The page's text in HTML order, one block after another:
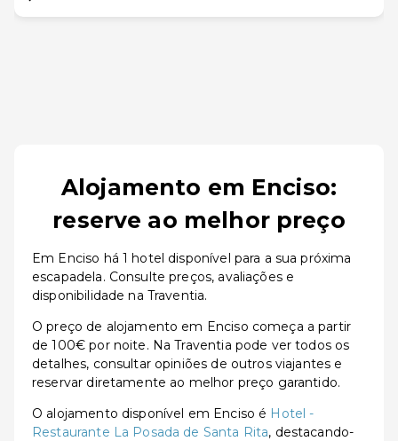
Alojamento em Enciso:
reserve ao melhor preço
Em Enciso há 1 hotel disponível para a sua próxima
escapadela. Consulte preços, avaliações e
disponibilidade na Traventia.
O preço de alojamento em Enciso começa a partir
de 100€ por noite. Na Traventia pode ver todos os
detalhes, consultar opiniões de outros viajantes e
reservar diretamente ao melhor preço garantido.
O alojamento disponível em Enciso é Hotel -
Restaurante La Posada de Santa Rita, destacando-